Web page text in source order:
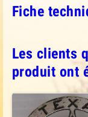
Fiche
Les clients
produit ont